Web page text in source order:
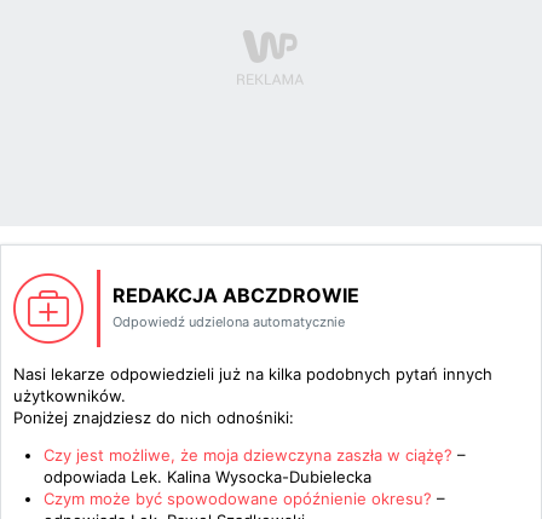
REDAKCJA ABCZDROWIE
Odpowiedź udzielona automatycznie
Nasi lekarze odpowiedzieli już na kilka podobnych pytań innych
użytkowników.
Poniżej znajdziesz do nich odnośniki:
Czy jest możliwe, że moja dziewczyna zaszła w ciążę? –
odpowiada Lek. Kalina Wysocka-Dubielecka
Czym może być spowodowane opóźnienie okresu? –